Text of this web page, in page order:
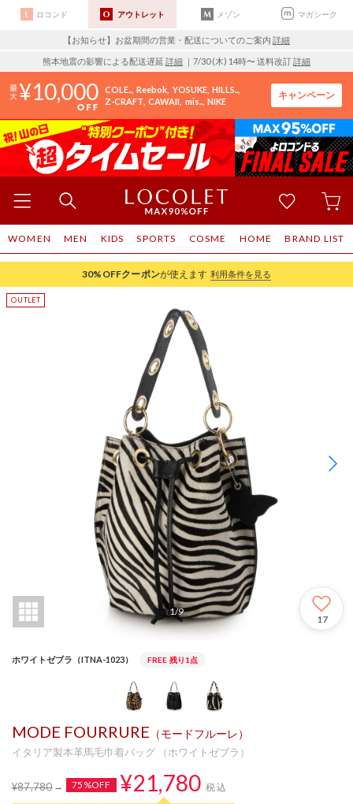
ロコンド アウトレット メゾン マガシーク
【お知らせ】お盆期間の営業・配送についてのご案内 詳細
熊本地震の影響による配送遅延 詳細 ｜7/30 (木) 14時〜 送料改訂詳細
10,000 COLE.. Reebok YOSUKE HILLS..
Z-CRAFT CAWAII mis.. NIKE
キャンペーン
WOMEN MEN KIDS SPORTS COSME HOME BRAND LIST
30%OFFクーポンが使えます 利用条件を見る
1/9
17
ホワイトゼブラ（ITNA-1023） FREE 残り1点
MODE FOURRURE （モードフルーレ）
イタリア製本革馬毛巾着バッグ （ホワイトゼブラ）
¥87,780 75%OFF ¥21,780 税込